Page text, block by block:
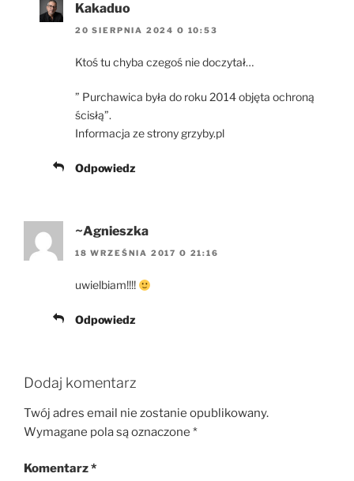
Kakaduo
20 SIERPNIA 2024 O 10:53
Ktoś tu chyba czegoś nie doczytał…
” Purchawica była do roku 2014 objęta ochroną
ścisłą”.
Informacja ze strony grzyby.pl
Odpowiedz
~Agnieszka
18 WRZEŚNIA 2017 O 21:16
uwielbiam!!!!
Odpowiedz
Dodaj komentarz
Twój adres email nie zostanie opublikowany.
Wymagane pola są oznaczone *
Komentarz*